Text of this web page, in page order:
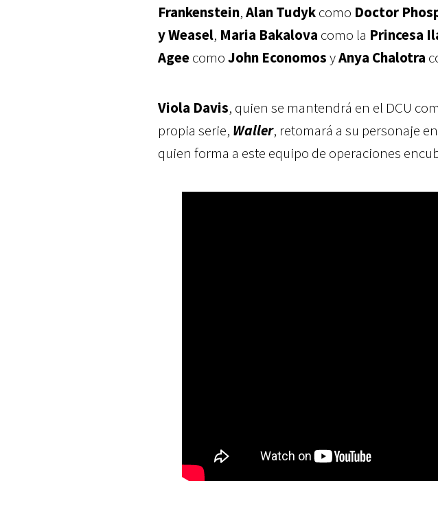
Frankenstein,Alan Tudykcomo Doctor
y Weasel, Maria Bakalova como la Princesa
AgeecomoJohn EconomosyAnya Chalotra
Viola Davis, quien se mantendrá en el DCU
propia serie, Waller, retomará a su personaje en
quien forma a este equipo de operaciones